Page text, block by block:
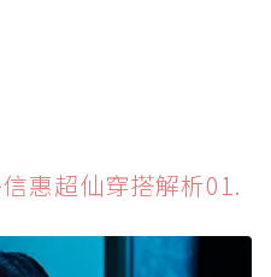
惠超仙穿搭解析01.